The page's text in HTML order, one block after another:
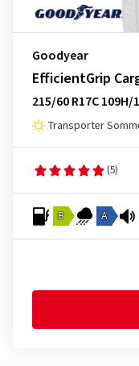
Goodyear
EfficientGrip
215/60 R17C 109H/
Transporter
(5)
B A